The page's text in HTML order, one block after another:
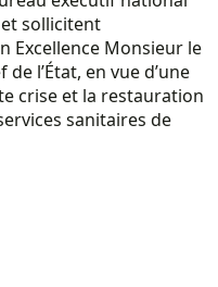
sollicitent
Excellence Monsieur le
l’État, en vue d’une
crise et la restauration
sanitaires de